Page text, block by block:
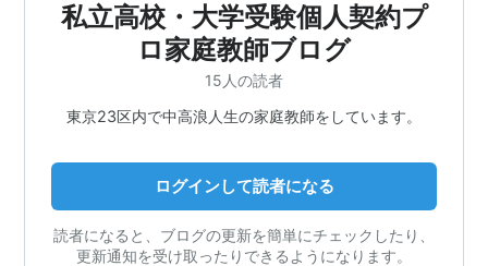
私立高校・大学受験個人契約プ
ロ家庭教師ブログ
15人の読者
東京23区内で中高浪人生の家庭教師をしています。
ログインして読者になる
読者になると、ブログの更新を簡単にチェックしたり、
更新通知を受け取ったりできるようになります。